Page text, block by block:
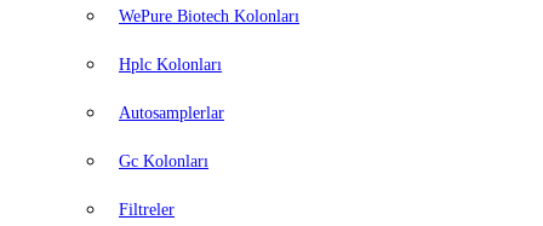
WePure Biotech Kolonları
Hplc Kolonları
Autosamplerlar
Gc Kolonları
Filtreler